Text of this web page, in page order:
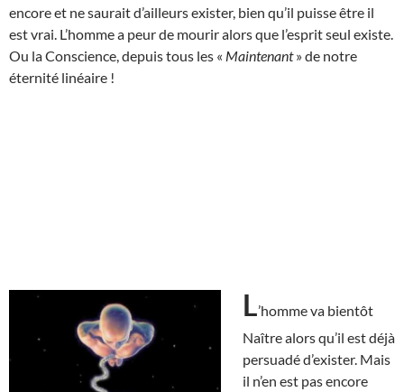
encore et ne saurait d’ailleurs exister, bien qu’il puisse être il
est vrai. L’homme a peur de mourir alors que l’esprit seul existe.
Ou la Conscience, depuis tous les « Maintenant» de notre
éternité linéaire !
L’homme va bientôt
Naître alors qu’il est déjà
persuadé d’exister. Mais
il n’en est pas encore